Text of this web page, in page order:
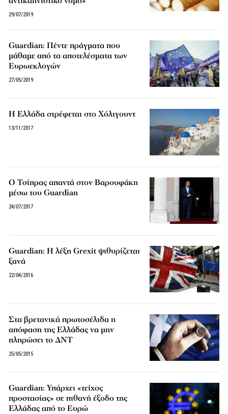
29/07/2019
Guardian: Πέντε πράγματα που
μάθαμε από τα αποτελέσματα των
Ευρωεκλογών
27/05/2019
Η Ελλάδα στρέφεται στο Χόλιγουντ
13/11/2017
O Τσίπρας απαντά στον Βαρουφάκη
μέσω του Guardian
24/07/2017
Guardian: Η λέξη Grexit ψιθυρίζεται
ξανά
22/04/2016
Στα βρετανικά πρωτοσέλιδα η
απόφαση της Ελλάδας να μην
πληρώσει το ΔΝΤ
25/05/2015
Guardian: Υπάρχει «τείχος
προστασίας» σε πιθανή έξοδο της
Ελλάδας από το Eυρώ